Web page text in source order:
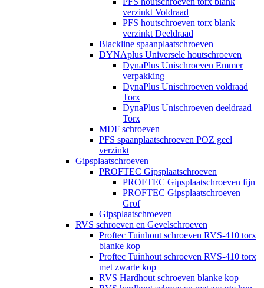
verzinkt Voldraad
PFS houtschroeven torx blank
verzinkt Deeldraad
Blackline spaanplaatschroeven
DYNAplus Universele houtschroeven
DynaPlus Unischroeven Emmer
verpakking
DynaPlus Unischroeven voldraad
Torx
DynaPlus Unischroeven deeldraad
Torx
MDF schroeven
PFS spaanplaatschroeven POZ geel
verzinkt
Gipsplaatschroeven
PROFTEC Gipsplaatschroeven
PROFTEC Gipsplaatschroeven fijn
PROFTEC Gipsplaatschroeven
Grof
Gipsplaatschroeven
RVS schroeven en Gevelschroeven
Proftec Tuinhout schroeven RVS-410 torx
blanke kop
Proftec Tuinhout schroeven RVS-410 torx
met zwarte kop
RVS Hardhout schroeven blanke kop